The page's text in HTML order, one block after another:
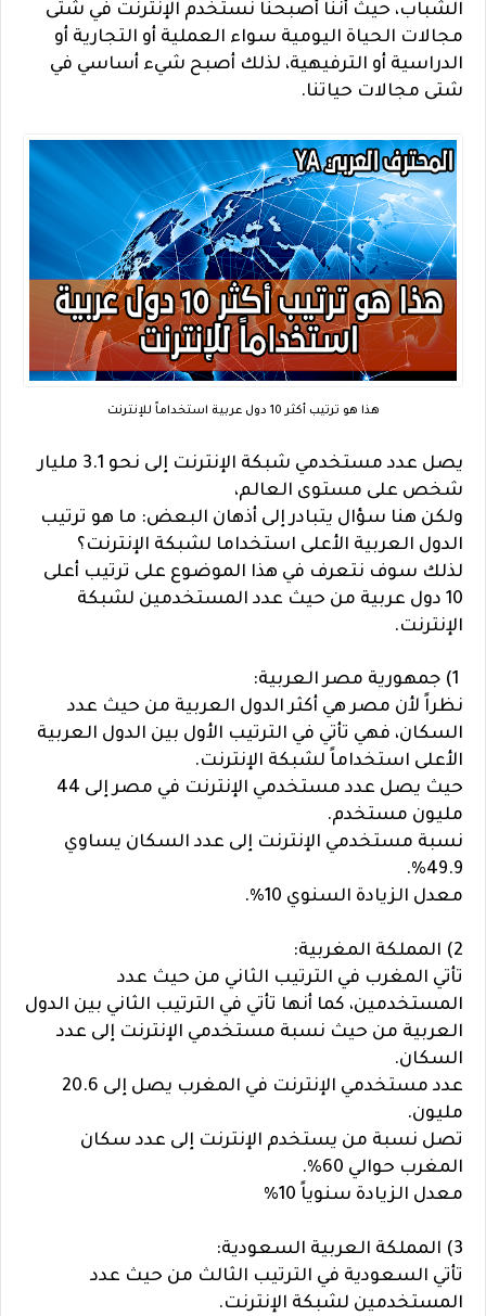
الشباب، حيث أننا أصبحنا نستخدم الإنترنت في شتى
مجالات الحياة اليومية سواء العملية أو التجارية أو
الدراسية أو الترفيهية، لذلك أصبح شيء أساسي في
شتى مجالات حياتنا.
هذا هو ترتيب أكثر 10 دول عربية استخداماً للإنترنت
يصل عدد مستخدمي شبكة الإنترنت إلى نحو 3.1 مليار
شخص على مستوى العالم،
ولكن هنا سؤال يتبادر إلى أذهان البعض: ما هو ترتيب
الدول العربية الأعلى استخداما لشبكة الإنترنت؟
لذلك سوف نتعرف في هذا الموضوع على ترتيب أعلى
10 دول عربية من حيث عدد المستخدمين لشبكة
الإنترنت.
نظراً لأن مصر هي أكثر الدول العربية من حيث عدد
السكان، فهي تأتي في الترتيب الأول بين الدول العربية
الأعلى استخداماً لشبكة الإنترنت.
حيث يصل عدد مستخدمي الإنترنت في مصر إلى 44
مليون مستخدم.
نسبة مستخدمي الإنترنت إلى عدد السكان يساوي
49.9%.
معدل الزيادة السنوي 10%.
2) المملكة المغربية:
تأتي المغرب في الترتيب الثاني من حيث عدد
المستخدمين، كما أنها تأتي في الترتيب الثاني بين الدول
العربية من حيث نسبة مستخدمي الإنترنت إلى عدد
السكان.
عدد مستخدمي الإنترنت في المغرب يصل إلى 20.6
مليون.
تصل نسبة من يستخدم الإنترنت إلى عدد سكان
المغرب حوالي 60%.
معدل الزيادة سنوياً 10%
3) المملكة العربية السعودية:
تأتي السعودية في الترتيب الثالث من حيث عدد
المستخدمين لشبكة الإنترنت.